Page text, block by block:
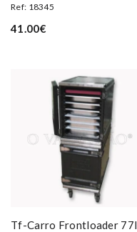
Ref: 18345
41.00€
Tf-Carro Frontloader 77l